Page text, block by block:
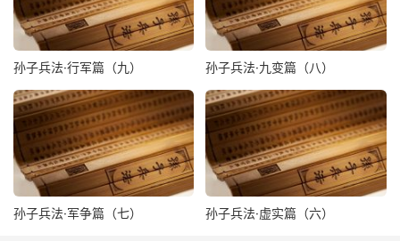
孙子兵法·行军篇（九） 孙子兵法·九变篇（八）
孙子兵法·军争篇（七） 孙子兵法·虚实篇（六）